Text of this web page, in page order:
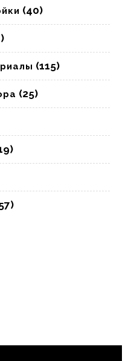
(40)
(115)
(25)